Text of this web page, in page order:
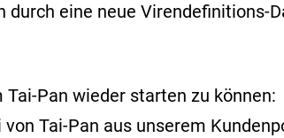
durch eine neue Virendefinitions-
Pan wieder starten zu können:
Tai-Pan aus unserem